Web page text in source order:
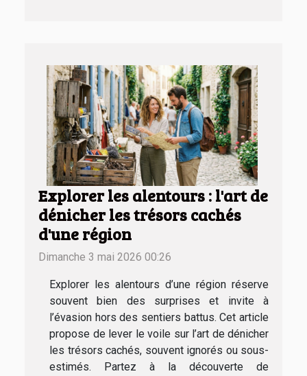
Explorer les alentours : l'art de
dénicher les trésors cachés
d'une région
Dimanche 3 mai 2026 00:26
Explorer les alentours d’une région réserve
souvent bien des surprises et invite à
l’évasion hors des sentiers battus. Cet article
propose de lever le voile sur l’art de dénicher
les trésors cachés, souvent ignorés ou sous-
estimés. Partez à la découverte de